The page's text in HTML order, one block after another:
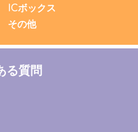
ICボックス
その他
る質問